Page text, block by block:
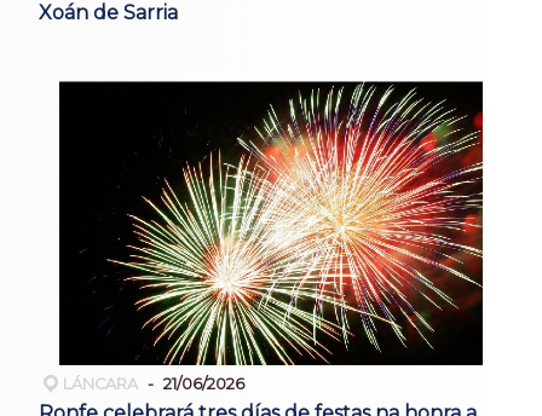
Xoán de Sarria
LÁNCARA 21/06/2026